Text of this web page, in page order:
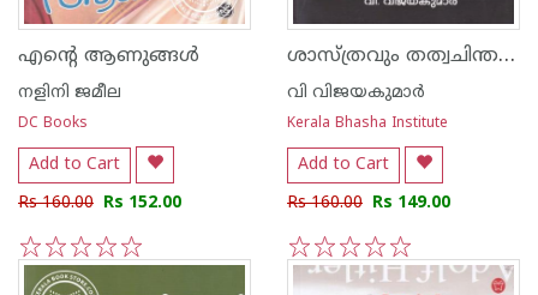
എന്റെ ആണുങ്ങള്‍
നളിനി ജമീല
DC Books
Add to Cart
Rs 160.00 Rs 152.00
5
4
3
2
1
ശാസ്ത്രവും തത്വചിന്തയും
വി വിജയകുമാര്‍
Kerala Bhasha Institute
Add to Cart
Rs 160.00 Rs 149.00
5
4
3
2
1